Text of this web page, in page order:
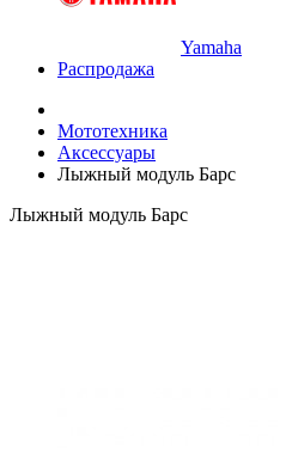
Yamaha
Распродажа
Мототехника
Аксессуары
Лыжный модуль Барс
Лыжный модуль Барс